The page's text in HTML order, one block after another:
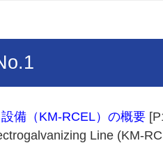
備（KM-RCEL）の概要
Line (KM-